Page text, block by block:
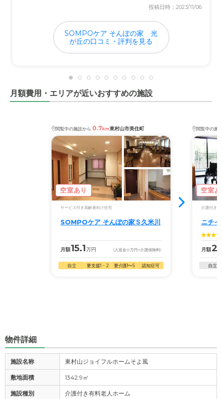
クセスできるところに入居できてラッキーだったと思いま
料金費用について
投稿日時：2023/11/06
SOMPOケア そんぽの家 光
が丘の口コミ・評判を見る
月額費用・エリアが近いおすすめの施設
閲覧中の施設から 0.7km東村山市美住町
空室あり
サービス付き高齢者向け住宅
SOMPOケア そんぽの家Ｓ久米川
月額15.1万円 (入居金0万円 +介護保険料)
自立 要支援1・2 要介護1〜5 認知症可
閲覧中の施
空室
介護付き有
ニチ
月額
自立
物件詳細
施設名称 東村山ジョイフルホームそよ風
敷地面積 1342.9㎡
施設種別 介護付き有料老人ホーム